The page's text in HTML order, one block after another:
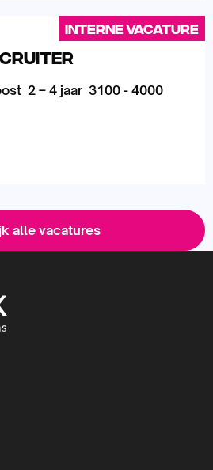
2 – 4 jaar 3100 - 4000
Interne vacature
alle vacatures